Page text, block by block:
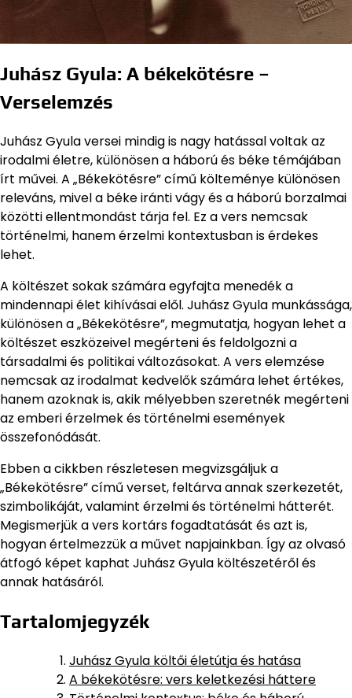
Juhász Gyula: A békekötésre –
Verselemzés
Juhász Gyula versei mindig is nagy hatással voltak az
irodalmi életre, különösen a háború és béke témájában
írt művei. A „Békekötésre” című költeménye különösen
releváns, mivel a béke iránti vágy és a háború borzalmai
közötti ellentmondást tárja fel. Ez a vers nemcsak
történelmi, hanem érzelmi kontextusban is érdekes
lehet.
A költészet sokak számára egyfajta menedék a
mindennapi élet kihívásai elől. Juhász Gyula munkássága,
különösen a „Békekötésre”, megmutatja, hogyan lehet a
költészet eszközeivel megérteni és feldolgozni a
társadalmi és politikai változásokat. A vers elemzése
nemcsak az irodalmat kedvelők számára lehet értékes,
hanem azoknak is, akik mélyebben szeretnék megérteni
az emberi érzelmek és történelmi események
összefonódását.
Ebben a cikkben részletesen megvizsgáljuk a
„Békekötésre” című verset, feltárva annak szerkezetét,
szimbolikáját, valamint érzelmi és történelmi hátterét.
Megismerjük a vers kortárs fogadtatását és azt is,
hogyan értelmezzük a művet napjainkban. Így az olvasó
átfogó képet kaphat Juhász Gyula költészetéről és
annak hatásáról.
Tartalomjegyzék
Juhász Gyula költői életútja és hatása
A békekötésre: vers keletkezési háttere